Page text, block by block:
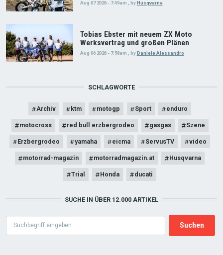
Aug 07 2026 - 7:49am , byHusqvarna
Tobias Ebster mit neuem ZX Moto
Werksvertrag und großen Plänen
Aug 06 2026 - 7:58am byDaniele Alessandro
SCHLAGWORTE
Archiv ktm motogp Sport enduro
motocross red bull erzbergrodeo gasgas Szene
Erzbergrodeo yamaha eicma ServusTV video
motorrad-magazin motorradmagazin.at Husqvarna
Trial Honda ducati
SUCHE IN ÜBER 12.000 ARTIKEL